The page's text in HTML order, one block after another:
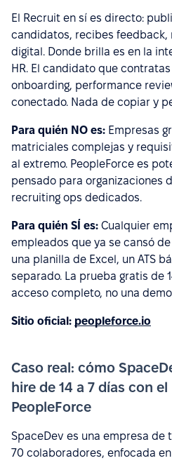
El Recruit en sí es directo:
candidatos, recibes feedback,
digital. Donde brilla es en la
HR. El candidato que
onboarding, performance
conectado. Nada de copiar y
Para quién NO es: Empresas
matriciales complejas y
al extremo. PeopleForce es
pensado para organizaciones
recruiting ops dedicados.
Para quién SÍ es: Cualquier
empleados que ya se cansó
una planilla de Excel, un ATS
separado. La prueba gratis de
acceso completo, no una
Sitio oficial: peopleforce.io
Caso real: cómo
hire de 14 a 7 días con
PeopleForce
SpaceDev es una empresa de
70 colaboradores, enfocada